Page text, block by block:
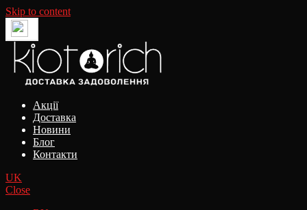
Skip to content
Акції
Доставка
Новини
Блог
Контакти
UK
Close